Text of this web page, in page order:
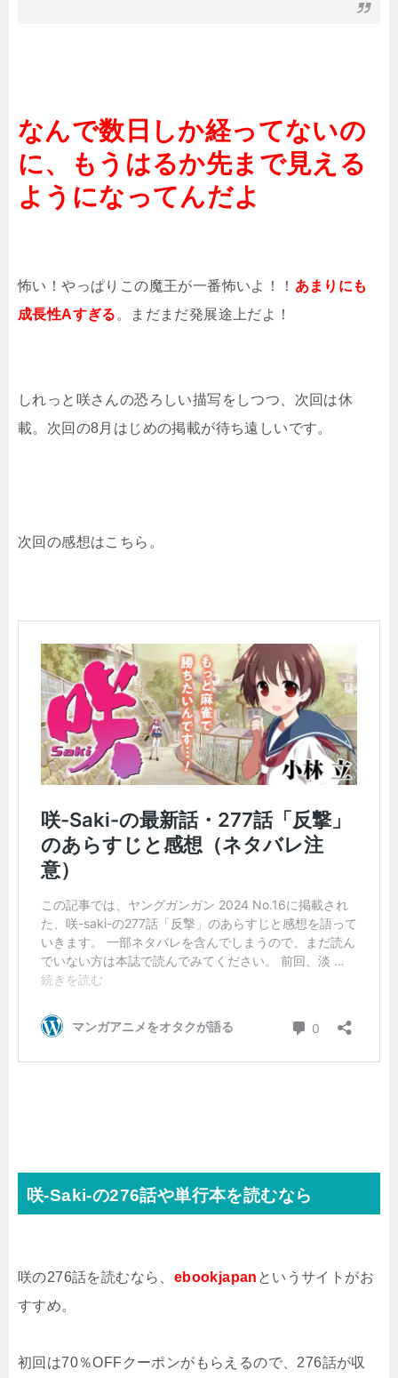
なんで数日しか経ってないの
に、もうはるか先まで見える
ようになってんだよ
怖い！やっぱりこの魔王が一番怖いよ！！ あまりにも
成長性Aすぎる 。まだまだ発展途上だよ！
しれっと咲さんの恐ろしい描写をしつつ、次回は休
載。次回の8月はじめの掲載が待ち遠しいです。
次回の感想はこちら。
咲-Saki-の276話や単行本を読むなら
咲の276話を読むなら、 ebookjapan というサイトがお
すすめ。
初回は70％OFFクーポンがもらえるので、276話が収